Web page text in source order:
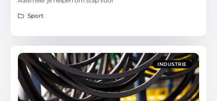
Sport
INDUSTRIE